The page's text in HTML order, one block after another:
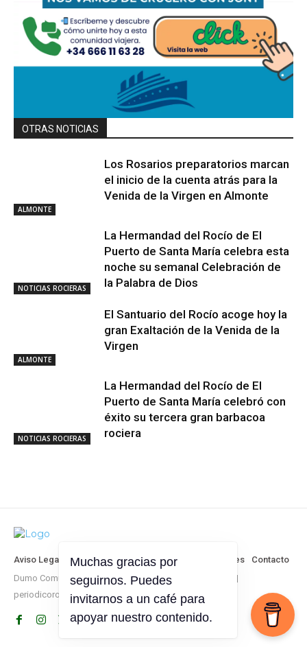
OTRAS NOTICIAS
ALMONTE
Los Rosarios preparatorios marcan
el inicio de la cuenta atrás para la
Venida de la Virgen en Almonte
NOTICIAS ROCIERAS
La Hermandad del Rocío de El
Puerto de Santa María celebra esta
noche su semanal Celebración de
la Palabra de Dios
ALMONTE
El Santuario del Rocío acoge hoy la
gran Exaltación de la Venida de la
Virgen
NOTICIAS ROCIERAS
La Hermandad del Rocío de El
Puerto de Santa María celebró con
éxito su tercera gran barbacoa
rociera
Aviso Legal Política de Privacidad Política de Cookies
Contacto
Dumo Comunicación © Todos los derechos reservados |
periodicorociero.es
Muchas gracias por
seguirnos. Puedes
apoyar nuestro contenido.